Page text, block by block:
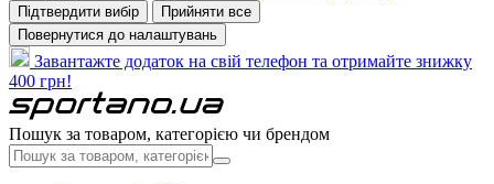
Підтвердити вибір
Прийняти все
Повернутися до налаштувань
Завантажте додаток на свій телефон та отримайте знижку
400 грн!
Пошук за товаром, категорією чи брендом